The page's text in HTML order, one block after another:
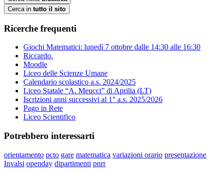
Cerca in tutto il sito
Ricerche frequenti
Giochi Matematici: lunedì 7 ottobre dalle 14:30 alle 16:30
Riccardo.
Moodle
Liceo delle Scienze Umane
Calendario scolastico a.s. 2024/2025
Liceo Statale “A. Meucci” di Aprilia (LT)
Iscrizioni anni successivi al 1° a.s. 2025/2026
Pago in Rete
Liceo Scientifico
Potrebbero interessarti
orientamento pcto gare matematica variazioni orario presentazione
Invalsi openday dipartimenti pnrr